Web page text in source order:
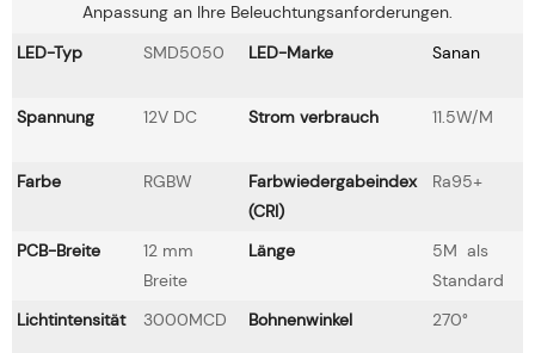
Anpassung an Ihre Beleuchtungsanforderungen.
LED-Typ
SMD5050 LED-Marke Sanan
Spannung 12V DC Strom verbrauch 11.5W/M
Farbe RGBW
Farbwiedergabeindex
(CRI)
Ra95+
PCB-Breite
12 mm
Breite
Länge
5M als
Standard
Lichtintensität
3000MCD Bohnenwinkel 270°